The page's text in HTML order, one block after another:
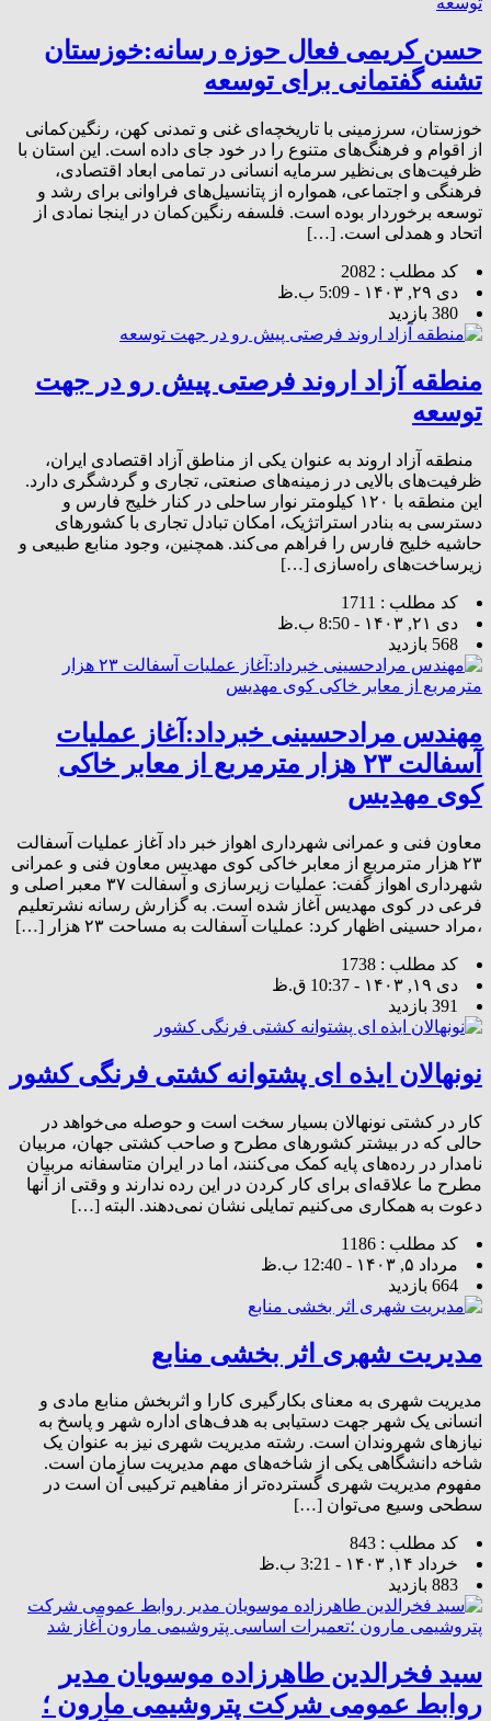
حسن کریمی فعال حوزه رسانه:خوزستان
تشنه گفتمانی برای توسعه
خوزستان، سرزمینی با تاریخچه‌ای غنی و تمدنی کهن، رنگین‌کمانی
از اقوام و فرهنگ‌های متنوع را در خود جای داده است. این استان با
ظرفیت‌های بی‌نظیر سرمایه انسانی در تمامی ابعاد اقتصادی،
فرهنگی و اجتماعی، همواره از پتانسیل‌های فراوانی برای رشد و
توسعه برخوردار بوده است. فلسفه رنگین‌کمان در اینجا نمادی از
اتحاد و همدلی است. […]
کد مطلب : 2082
دی ۲۹, ۱۴۰۳ - 5:09 ب.ظ
380 بازدید
منطقه آزاد اروند فرصتی پیش رو در جهت
توسعه
منطقه آزاد اروند به عنوان یکی از مناطق آزاد اقتصادی ایران،
ظرفیت‌های بالایی در زمینه‌های صنعتی، تجاری و گردشگری دارد.
این منطقه با ۱۲۰ کیلومتر نوار ساحلی در کنار خلیج فارس و
دسترسی به بنادر استراتژیک، امکان تبادل تجاری با کشورهای
حاشیه خلیج فارس را فراهم می‌کند. همچنین، وجود منابع طبیعی و
زیرساخت‌های راه‌سازی […]
کد مطلب : 1711
دی ۲۱, ۱۴۰۳ - 8:50 ب.ظ
568 بازدید
مهندس مرادحسینی خبرداد:آغاز عملیات
آسفالت ۲۳ هزار مترمربع از معابر خاکی
کوی مهدیس
معاون فنی و عمرانی شهرداری اهواز خبر داد آغاز عملیات آسفالت
۲۳ هزار مترمربع از معابر خاکی کوی مهدیس معاون فنی و عمرانی
شهرداری اهواز گفت: عملیات زیرسازی و آسفالت ۳۷ معبر اصلی و
فرعی در کوی مهدیس آغاز شده است. به گزارش رسانه نشرتعلیم
،مراد حسینی اظهار کرد: عملیات آسفالت به مساحت ۲۳ هزار […]
کد مطلب : 1738
دی ۱۹, ۱۴۰۳ - 10:37 ق.ظ
391 بازدید
نونهالان ایذه ای پشتوانه کشتی فرنگی کشور
کار در کشتی نونهالان بسیار سخت است و حوصله می‌خواهد در
حالی که در بیشتر کشورهای مطرح و صاحب کشتی جهان، مربیان
نامدار در رده‌های پایه کمک می‌کنند، اما در ایران متاسفانه مربیان
مطرح ما علاقه‌ای برای کار کردن در این رده ندارند و وقتی از آنها
دعوت به همکاری می‌کنیم تمایلی نشان نمی‌دهند. البته […]
کد مطلب : 1186
مرداد ۵, ۱۴۰۳ - 12:40 ب.ظ
664 بازدید
مدیریت شهری اثر بخشی منابع
مدیریت شهری به معنای بکارگیری کارا و اثربخش منابع مادی و
انسانی یک شهر جهت دستیابی به هدف‌های اداره شهر و پاسخ به
نیازهای شهروندان است. رشته مدیریت شهری نیز به عنوان یک
شاخه دانشگاهی یکی از شاخه‌های مهم مدیریت سازمان است.
مفهوم مدیریت شهری گسترده‌تر از مفاهیم ترکیبی آن است در
سطحی وسیع می‌توان […]
کد مطلب : 843
خرداد ۱۴, ۱۴۰۳ - 3:21 ب.ظ
883 بازدید
سید فخرالدین طاهرزاده موسویان مدیر
روابط عمومی شرکت پتروشیمی مارون ؛